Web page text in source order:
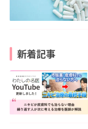
新着記事